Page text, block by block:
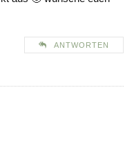
ANTWORTEN